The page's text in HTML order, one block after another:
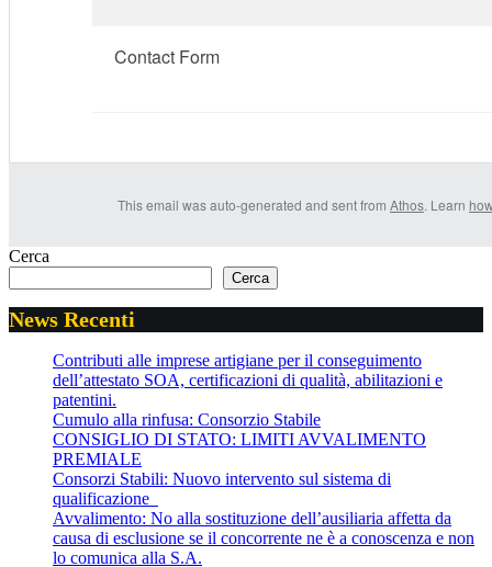
Contact Form
This email was auto-generated and sent from Athos. Learn
Cerca
Cerca
News Recenti
Contributi alle imprese artigiane per il conseguimento
dell’attestato SOA, certificazioni di qualità, abilitazioni e
patentini.
Cumulo alla rinfusa: Consorzio Stabile
CONSIGLIO DI STATO: LIMITI AVVALIMENTO
PREMIALE
Consorzi Stabili: Nuovo intervento sul sistema di
qualificazione
Avvalimento: No alla sostituzione dell’ausiliaria affetta da
causa di esclusione se il concorrente ne è a conoscenza e non
lo comunica alla S.A.